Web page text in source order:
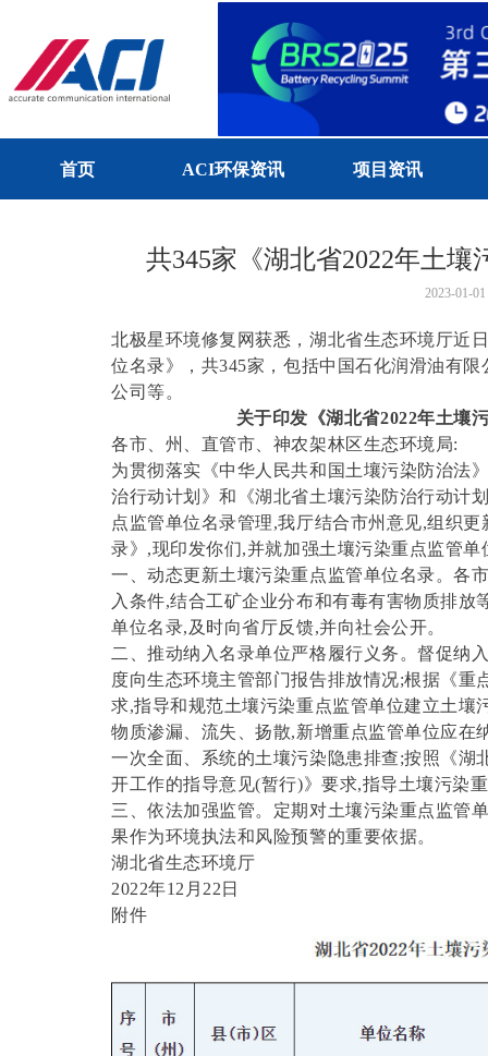
首页 ACI环保资讯 项目资讯
共345家《湖北省2022年土
北极星环境修复网获悉，湖北省生态环境厅近
位名录》，共345家，包括中国石化润滑油有
公司等。
关于印发《湖北省2022年土壤
各市、州、直管市、神农架林区生态环境局:
为贯彻落实《中华人民共和国土壤污染防治法
治行动计划》和《湖北省土壤污染防治行动计
点监管单位名录管理,我厅结合市州意见,组织
录》,现印发你们,并就加强土壤污染重点监管
一、动态更新土壤污染重点监管单位名录。各
入条件,结合工矿企业分布和有毒有害物质排
单位名录,及时向省厅反馈,并向社会公开。
二、推动纳入名录单位严格履行义务。督促纳
度向生态环境主管部门报告排放情况;根据《
求,指导和规范土壤污染重点监管单位建立土
物质渗漏、流失、扬散,新增重点监管单位应
一次全面、系统的土壤污染隐患排查;按照《
开工作的指导意见(暂行)》要求,指导土壤污染
三、依法加强监管。定期对土壤污染重点监管
果作为环境执法和风险预警的重要依据。
湖北省生态环境厅
2022年12月22日
附件
2023-01-01